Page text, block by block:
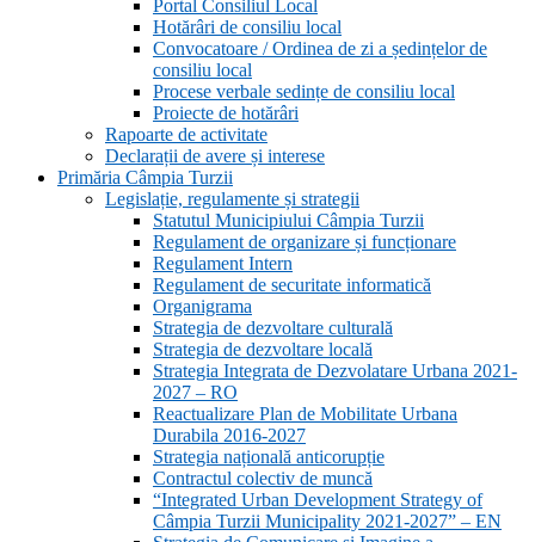
Portal Consiliul Local
Hotărâri de consiliu local
Convocatoare / Ordinea de zi a ședințelor de
consiliu local
Procese verbale sedințe de consiliu local
Proiecte de hotărâri
Rapoarte de activitate
Declarații de avere și interese
Primăria Câmpia Turzii
Legislație, regulamente și strategii
Statutul Municipiului Câmpia Turzii
Regulament de organizare și funcționare
Regulament Intern
Regulament de securitate informatică
Organigrama
Strategia de dezvoltare culturală
Strategia de dezvoltare locală
Strategia Integrata de Dezvolatare Urbana 2021-
2027 – RO
Reactualizare Plan de Mobilitate Urbana
Durabila 2016-2027
Strategia națională anticorupție
Contractul colectiv de muncă
“Integrated Urban Development Strategy of
Câmpia Turzii Municipality 2021-2027” – EN